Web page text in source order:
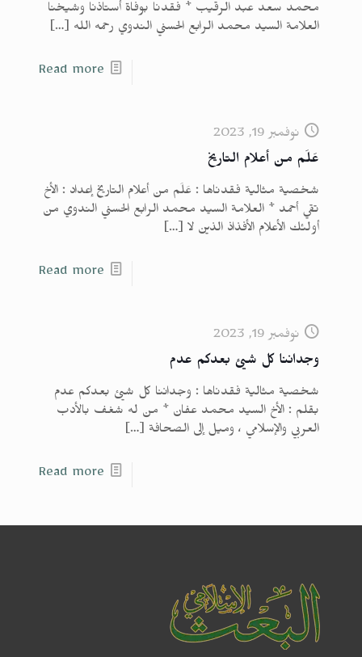
محمد سعد عبد الرقيب * فقدنا بوفاة أستاذنا وشيخنا
العلامة السيد محمد الرابع الحسني الندوي رحمه الله […]
Read more
نوفمبر 19, 2023
عَلَم من أعلام التاريخ
شخصية مثالية فقدناها : عَلَم من أعلام التاريخ إعداد : الأخ
تقي أحمد * العلامة السيد محمد الرابع الحسني الندوي من
أولئك الأعلام الأفذاذ الذين لا […]
Read more
نوفمبر 19, 2023
وجداننا كل شيئ بعدكم عدم
شخصية مثالية فقدناها : وجداننا كل شيئ بعدكم عدم
بقلم : الأخ السيد محمد عفان * من له شغف بالأدب
العربي والإسلامي ، وميل إلى الصحافة […]
Read more